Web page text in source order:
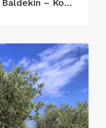
BEZ PROVIZIJE – Šibenik – Baldekin – Kompletno renoviran i opremljen stan 42 m²